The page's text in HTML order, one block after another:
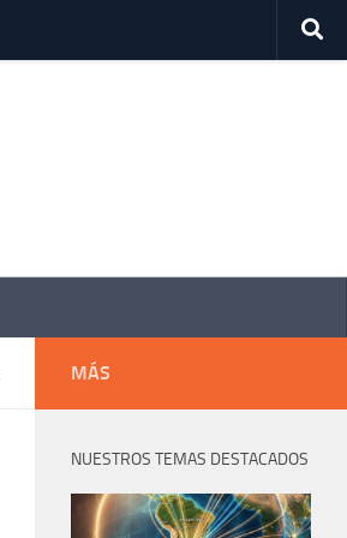
MÁS
NUESTROS TEMAS DESTACADOS